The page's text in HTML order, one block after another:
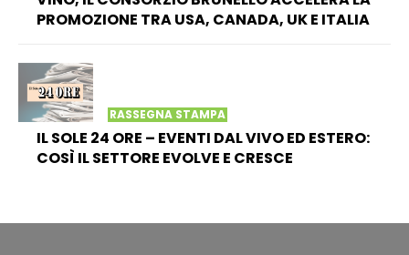
PROMOZIONE TRA USA, CANADA, UK E ITALIA
RASSEGNA STAMPA
IL SOLE 24 ORE – EVENTI DAL VIVO ED ESTERO:
COSÌ IL SETTORE EVOLVE E CRESCE